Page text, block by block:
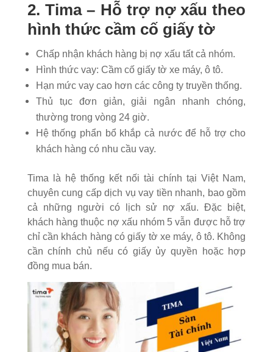
2. Tima – Hỗ trợ nợ xấu theo
hình thức cầm cố giấy tờ
Chấp nhận khách hàng bị nợ xấu tất cả nhóm.
Hình thức vay: Cầm cố giấy tờ xe máy, ô tô.
Hạn mức vay cao hơn các công ty truyền thống.
Thủ tục đơn giản, giải ngân nhanh chóng,
thường trong vòng 24 giờ.
Hệ thống phẩn bổ khắp cả nước để hỗ trợ cho
khách hàng có nhu cầu vay.
Tima là hệ thống kết nối tài chính tại Việt Nam,
chuyên cung cấp dịch vụ vay tiền nhanh, bao gồm
cả những người có lịch sử nợ xấu.
Đặc biệt,
khách hàng thuộc nợ xấu nhóm 5 vẫn được hỗ trợ
chỉ cần khách hàng có giấy tờ xe máy, ô tô. Không
cần chính chủ nếu có giấy ủy quyền hoặc hợp
đồng mua bán.